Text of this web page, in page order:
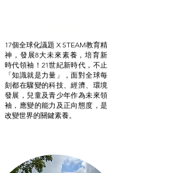
17個全球化議題 X STEAM教育精
神，發展8大未來素養，培育新
時代領袖！21世紀新時代，不止
「知識就是力量」，面對全球每
刻都在驟變的科技、經濟、環境
發展，兒童及青少年作為未來領
袖，應變的能力及正向態度，是
改變世界的關鍵素養。